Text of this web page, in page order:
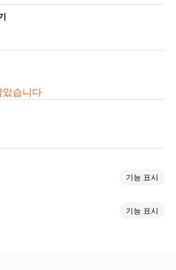
았습니다
기능 표시
기능 표시